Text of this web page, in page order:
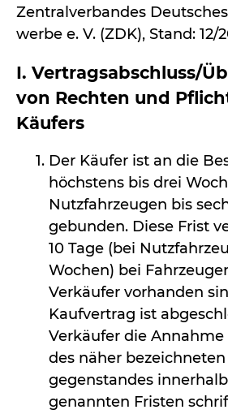
Zentralverbandes
werbe e. V. (ZDK), Stand: 12/
I. Vertragsabschluss/
von Rechten und
Käufers
Der Käufer ist an die
höchstens bis drei
Nutzfahrzeugen bis
gebunden. Diese Frist
10 Tage (bei
Wochen) bei
Verkäufer vorhanden
Kaufvertrag ist
Verkäufer die
des näher
gegenstandes
genannten Fristen